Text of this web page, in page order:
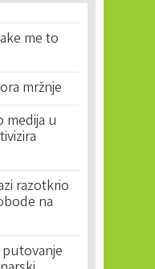
me to
mržnje
medija u
razotkrio
na